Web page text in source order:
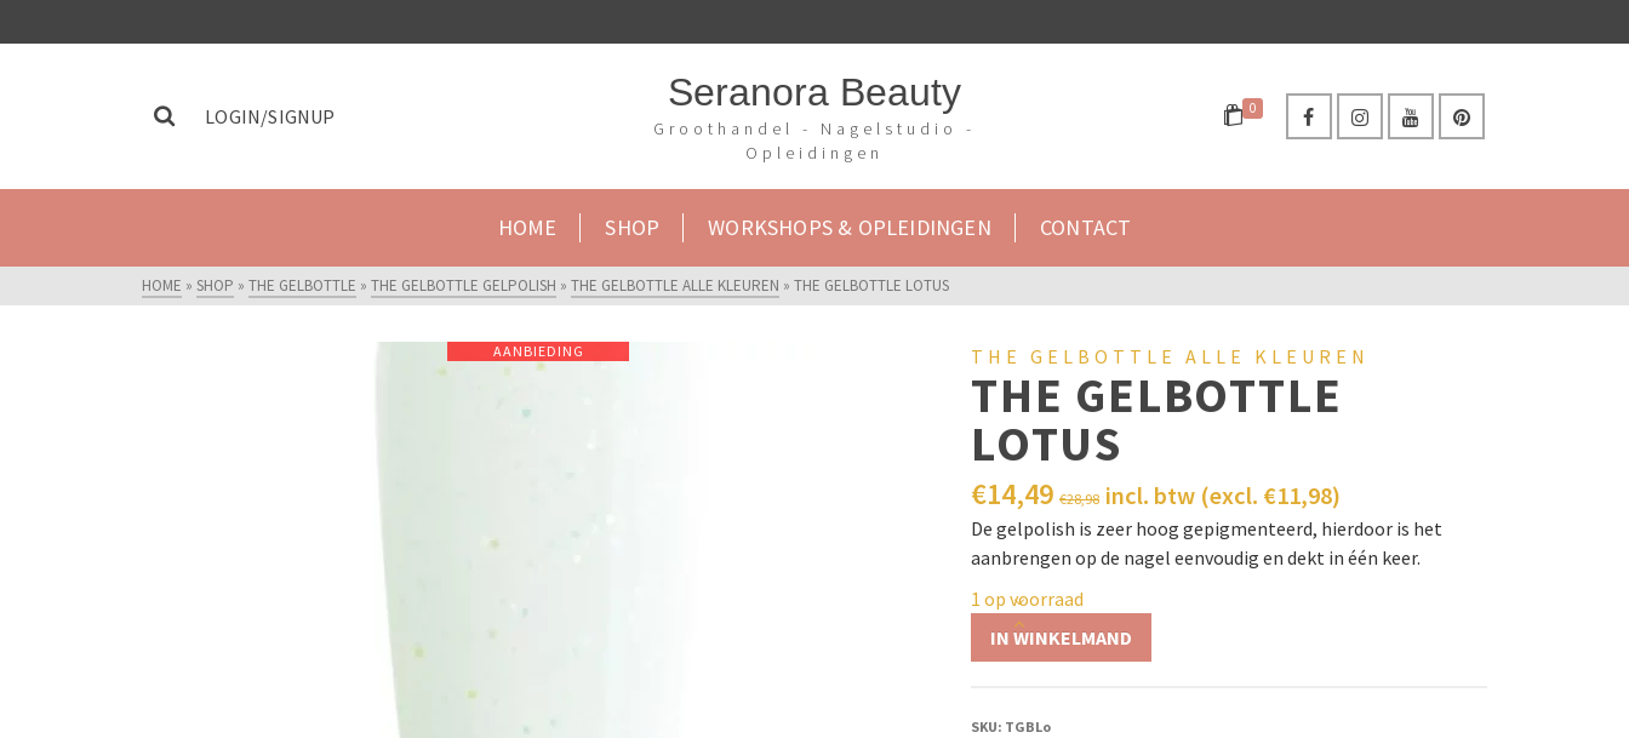
LOGIN/SIGNUP
Seranora Beauty
Groothandel - Nagelstudio -
Opleidingen
0
HOME SHOP WORKSHOPS & OPLEIDINGEN CONTACT
HOME » SHOP » THE GELBOTTLE » THE GELBOTTLE GELPOLISH » THE GELBOTTLE ALLE KLEUREN » THE GELBOTTLE LOTUS
AANBIEDING THE GELBOTTLE ALLE KLEUREN
THE GELBOTTLE
LOTUS
€28,98
€14,49 incl. btw (excl. €11,98)
De gelpolish is zeer hoog gepigmenteerd, hierdoor is het
aanbrengen op de nagel eenvoudig en dekt in één keer.
1 op voorraad
IN WINKELMAND
SKU: TGBLo